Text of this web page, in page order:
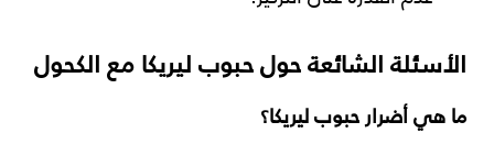
الأسئلة الشائعة حول حبوب ليريكا مع الكحول
ما هي أضرار حبوب ليريكا؟